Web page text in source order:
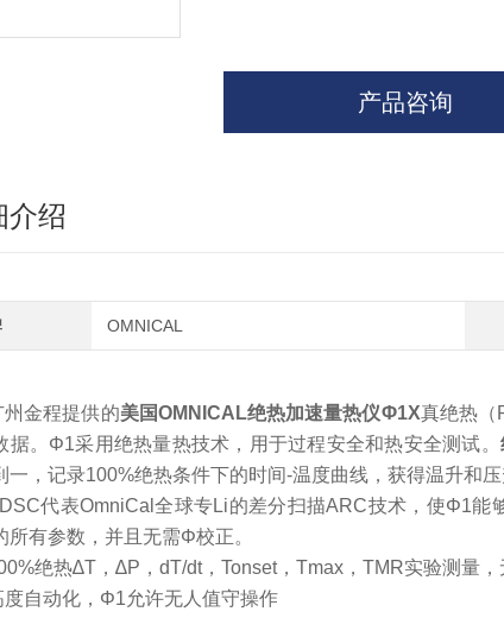
产品咨询
介绍
OMNICAL
州金程提供的美国OMNICAL绝热加速量热仪Φ1X真绝热（
据。 Φ1采用绝热量热技术，用于过程安全和热安全测试。
一，记录100%绝热条件下的时间-温度曲线，获得温升和
代表OmniCal 全球专Li的差分扫描ARC技术，使Φ1能
所有参数，并且无需Φ校正。
绝热∆T ， ∆P ， dT/dt， Tonset， Tmax ， TMR实验测量
度自动化， Φ1允许无人值守操作